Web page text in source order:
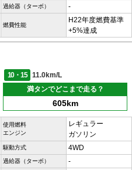
過給器（ターボ） -
燃費性能
H22年度燃費基準
+5%達成
10・15
11.0km/L
満タンでどこまで走る？
605km
使用燃料
エンジン
レギュラー
ガソリン
駆動方式 4WD
過給器（ターボ） -